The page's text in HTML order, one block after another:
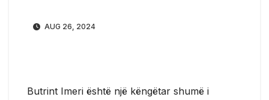
AUG 26, 2024
Butrint Imeri është një këngëtar shumë i